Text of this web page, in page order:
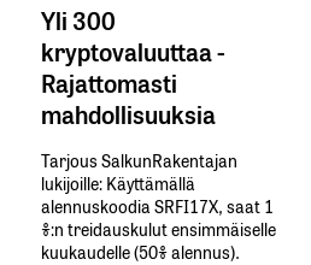
Yli 300
kryptovaluuttaa -
Rajattomasti
mahdollisuuksia
Tarjous SalkunRakentajan
lukijoille: Käyttämällä​ ​
alennuskoodia​ ​SRFI17X,​ ​saat​ ​1
%:n treidauskulut​ ​ensimmäiselle​ ​
kuukaudelle​ ​(50%​ ​alennus).